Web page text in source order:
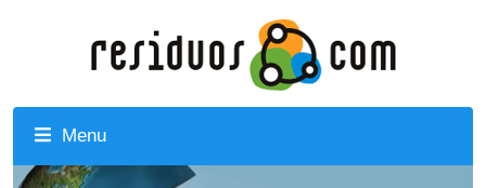
Menu